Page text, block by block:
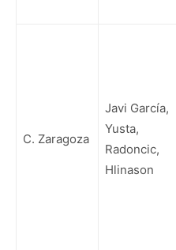
C. Zaragoza
Javi García,
Yusta,
Radoncic,
Hlinason